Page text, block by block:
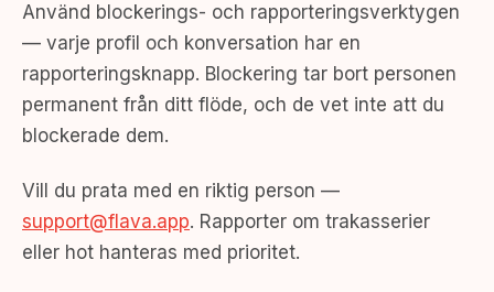
Använd blockerings- och rapporteringsverktygen
— varje profil och konversation har en
rapporteringsknapp. Blockering tar bort personen
permanent från ditt flöde, och de vet inte att du
blockerade dem.
Vill du prata med en riktig person —
support@flava.app. Rapporter om trakasserier
eller hot hanteras med prioritet.